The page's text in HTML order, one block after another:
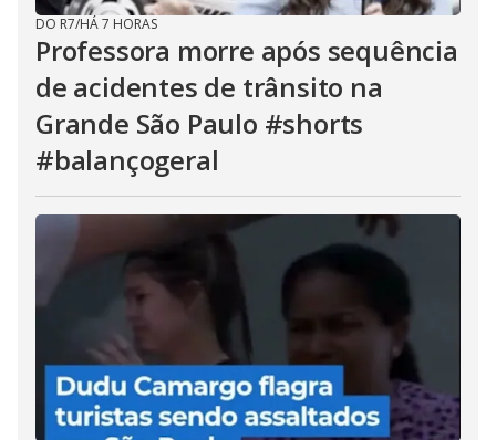
DO R7/HÁ 7 HORAS
Professora morre após sequência
de acidentes de trânsito na
Grande São Paulo #shorts
#balançogeral